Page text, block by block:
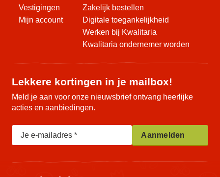
Vestigingen
Mijn account
Zakelijk bestellen
Digitale toegankelijkheid
Werken bij Kwalitaria
Kwalitaria ondernemer worden
Lekkere kortingen in je mailbox!
Meld je aan voor onze nieuwsbrief ontvang heerlijke
acties en aanbiedingen.
Je e-mailadres Aanmelden